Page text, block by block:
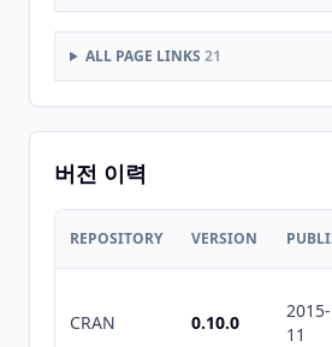
ALL PAGE LINKS 21
버전 이력
REPOSITORY VERSION
CRAN 0.10.0
11